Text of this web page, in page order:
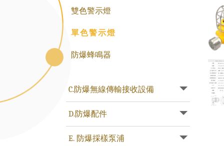
雙色警示燈
單色警示燈
防爆蜂鳴器
C.防爆無線傳輸接收設備
D.防爆配件
E. 防爆採樣泵浦